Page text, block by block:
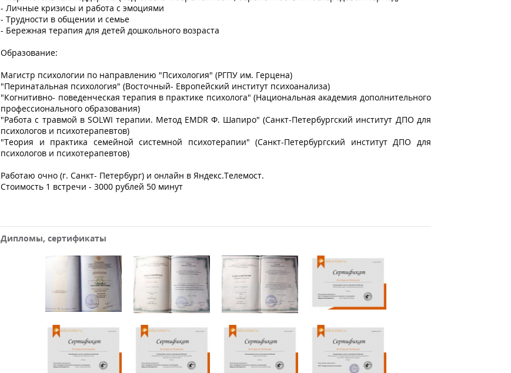
- Личные кризисы и работа с эмоциями
- Трудности в общении и семье
- Бережная терапия для детей дошкольного возраста
Образование:
Магистр психологии по направлению "Психология" (РГПУ им. Герцена)
"Перинатальная психология" (Восточный- Европейский институт психоанализа)
"Когнитивно- поведенческая терапия в практике психолога" (Национальная академия дополнительного
профессионального образования)
"Работа с травмой в SOLWI терапии. Метод EMDR Ф. Шапиро" (Санкт-Петербургский институт ДПО для
психологов и психотерапевтов)
"Теория и практика семейной системной психотерапии" (Санкт-Петербургский институт ДПО для
психологов и психотерапевтов)
Работаю очно (г. Санкт- Петербург) и онлайн в Яндекс.Телемост.
Стоимость 1 встречи - 3000 рублей 50 минут
Дипломы, сертификаты